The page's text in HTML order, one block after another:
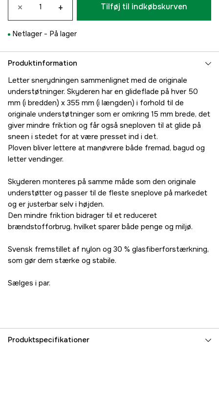
× + Tilføj til indkøbskurven
Netlager - På lager
Produktinformation
Letter snerydningen sammenlignet med de originale
understøtninger. Skyderen har en glideflade på hver 50
mm (i bredden) x 355 mm (i længden) i forhold til de
originale understøtninger som er omkring 15 mm brede, det
giver mindre friktion og får også sneploven til at glide på
sneen i stedet for at være presset ind i det.
Ploven bliver lettere at manøvrere både fremad, bagud og
letter vendinger.
Skyderen monteres på samme måde som den originale
understøtter og passer til de fleste sneplove på markedet
og er justerbar selv i højden.
Den mindre friktion bidrager til et reduceret
brændstofforbrug, hvilket sparer både penge og miljø.
Svensk fremstillet af nylon og 30 % glasfiberforstærkning,
som gør dem stærke og stabile.
Sælges i par.
Produktspecifikationer